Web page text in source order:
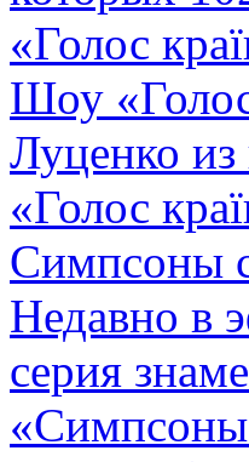
«Голос
Шоу
Луценко
«Голос
Симпсоны
Недавно в
серия